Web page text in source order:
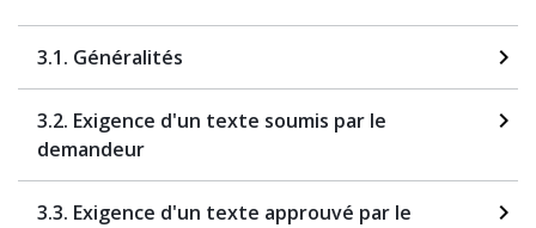
3.1. Généralités
3.2. Exigence d'un texte soumis par le
demandeur
3.3. Exigence d'un texte approuvé par le